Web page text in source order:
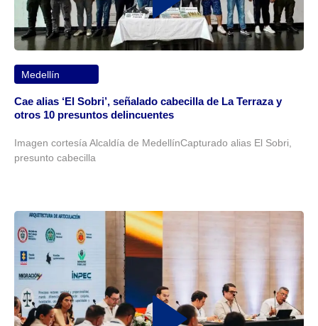
Medellín
Cae alias ‘El Sobri’, señalado cabecilla de La Terraza y
otros 10 presuntos delincuentes
Imagen cortesía Alcaldía de MedellínCapturado alias El Sobri,
presunto cabecilla